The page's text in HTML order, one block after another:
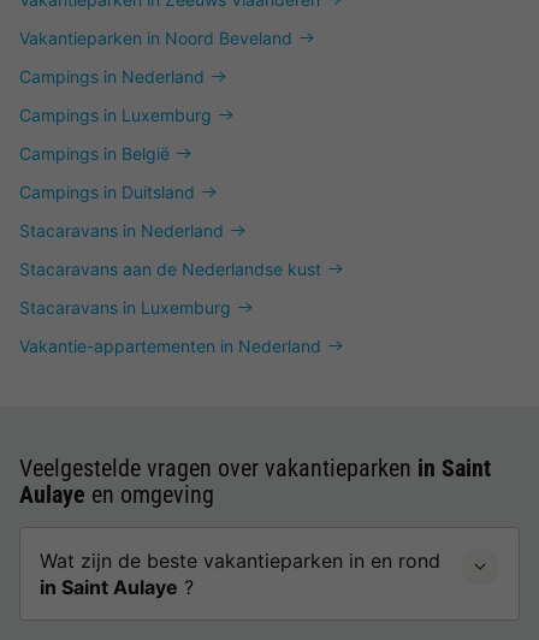
Vakantieparken in Noord Beveland
Campings in Nederland
Campings in Luxemburg
Campings in België
Campings in Duitsland
Stacaravans in Nederland
Stacaravans aan de Nederlandse kust
Stacaravans in Luxemburg
Vakantie-appartementen in Nederland
Veelgestelde vragen over vakantieparken in Saint
Aulaye en omgeving
Wat zijn de beste vakantieparken in en rond
in Saint Aulaye ?